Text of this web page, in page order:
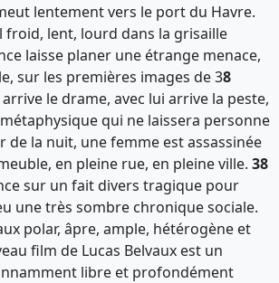
lentement vers le port du Havre.
froid, lent, lourd dans la grisaille
laisse planer une étrange menace,
sur les premières images de 38
arrive le drame, avec lui arrive la peste,
qui ne laissera personne
de la nuit, une femme est assassinée
en pleine rue, en pleine ville. 38
sur un fait divers tragique pour
une très sombre chronique sociale.
polar, âpre, ample, hétérogène et
film de Lucas Belvaux est un
libre et profondément